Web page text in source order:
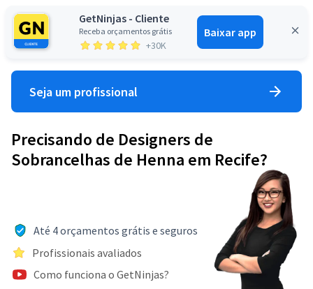
GetNinjas - Cliente
Receba orçamentos grátis
+30K
Baixar app
Entrar
Seja um profissional
Precisando de Designers de
Sobrancelhas de Henna em Recife?
Até 4 orçamentos grátis e seguros
Profissionais avaliados
Como funciona o GetNinjas?